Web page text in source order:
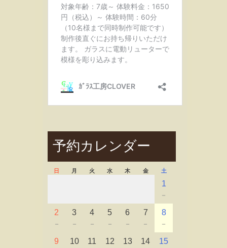
予約カレンダー
日 月 火 水 木 金 土
1
－
2
－
3
－
4
－
5
－
6
－
7
－
8
－
9 10 11 12 13 14 15